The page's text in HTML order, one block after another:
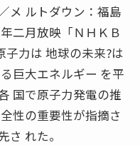
メ ルトダウン：福島
二月放映「ＮＨＫＢ
子力は 地球の未来?は
巨大エネルギー を平
国で原子力発電の推
性の重要性が指摘さ
れた。